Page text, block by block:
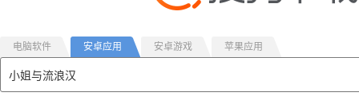
电脑软件 安卓应用 安卓游戏 苹果应用